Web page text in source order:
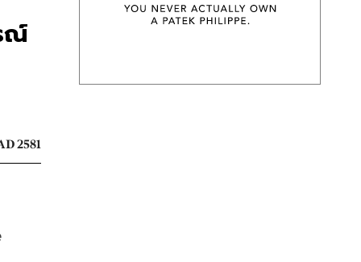
ณ์
2581